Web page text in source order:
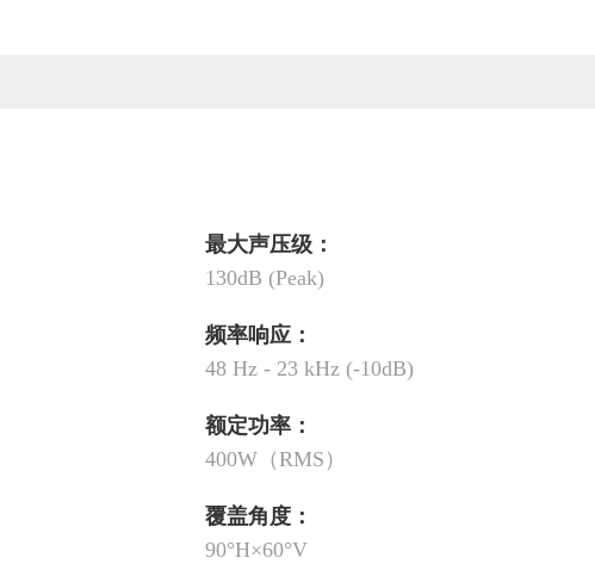
最大声压级：
130dB (Peak)
频率响应：
48 Hz - 23 kHz (-10dB)
额定功率：
400W（RMS）
覆盖角度：
90°H×60°V